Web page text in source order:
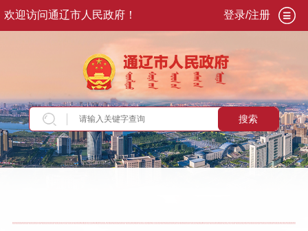
欢迎访问通辽市人民政府！ 登录/注册
搜索
当前位置：首页>政务公开>政府信息公开>法